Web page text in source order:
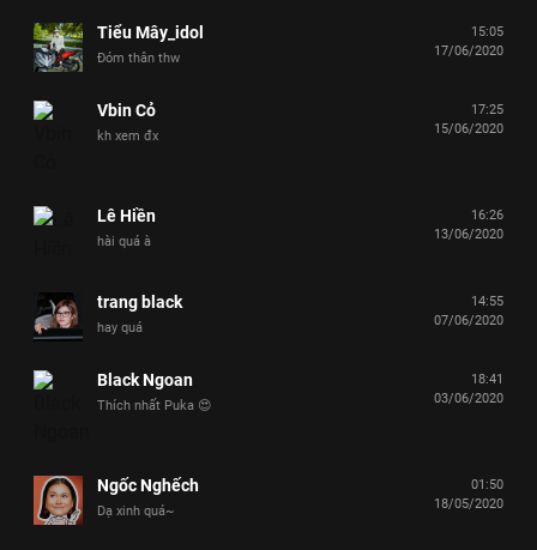
Tiểu Mây_idol
Đóm thân thw
15:05
17/06/2020
Vbin Cỏ
kh xem đx
17:25
15/06/2020
Lê Hiền
hài quá à
16:26
13/06/2020
trang black
hay quá
14:55
07/06/2020
Black Ngoan
Thích nhất Puka 😍
18:41
03/06/2020
Ngốc Nghếch
Dạ xinh quá~
01:50
18/05/2020